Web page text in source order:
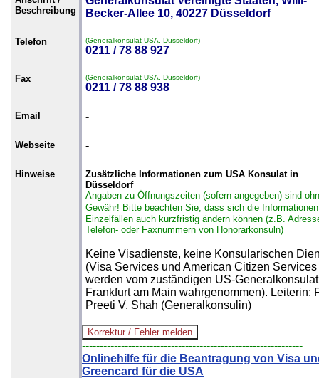
Beschreibung
Becker-Allee 10, 40227 Düsseldorf
Telefon (Generalkonsulat USA, Düsseldorf)
0211 / 78 88 927
Fax (Generalkonsulat USA, Düsseldorf)
0211 / 78 88 938
Email -
Webseite -
Hinweise
Zusätzliche Informationen zum USA Konsulat in
Düsseldorf
Angaben zu Öffnungszeiten (sofern angegeben) sind
Gewähr! Bitte beachten Sie, dass sich die
Einzelfällen auch kurzfristig ändern können (z.B.
Telefon- oder Faxnummern von Honorarkonsuln)
Keine Visadienste, keine Konsularischen
(Visa Services und American Citizen Services
werden vom zuständigen US-
Frankfurt am Main wahrgenommen). Leiterin:
Preeti V. Shah (Generalkonsulin)
--------------------------------------------------------------
Onlinehilfe für die Beantragung von Visa
Greencard für die USA